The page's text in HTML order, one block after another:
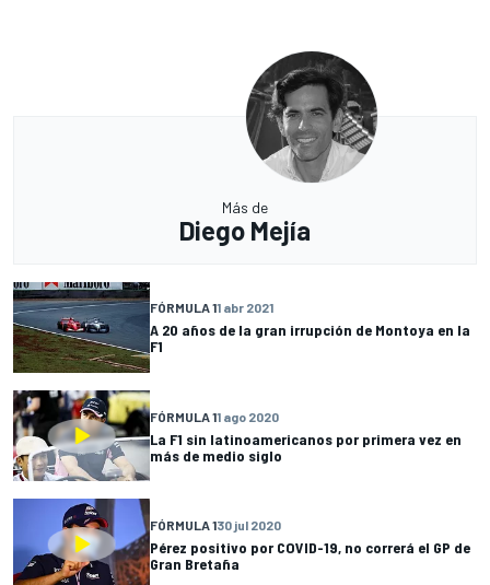
Más de
Diego Mejía
FÓRMULA 11 abr 2021
A 20 años de la gran irrupción de Montoya en la
F1
FÓRMULA 11 ago 2020
La F1 sin latinoamericanos por primera vez en
más de medio siglo
FÓRMULA 130 jul 2020
Pérez positivo por COVID-19, no correrá el GP de
Gran Bretaña